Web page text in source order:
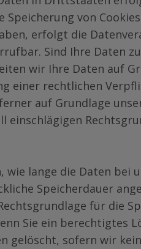
Speicherung von
erfolgt die
Sind Ihre Daten
wir Ihre Daten auf
einer rechtlichen
auf Grundlage
einschlägigen
wie lange die Daten bei
Speicherdauer
für die
Sie ein berechtigtes
gelöscht, sofern wir